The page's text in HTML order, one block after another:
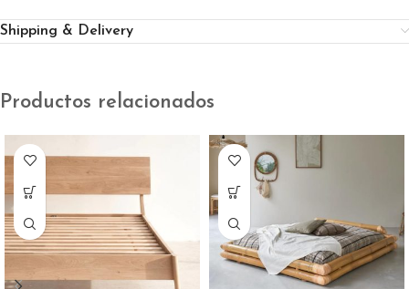
Shipping & Delivery
Productos relacionados